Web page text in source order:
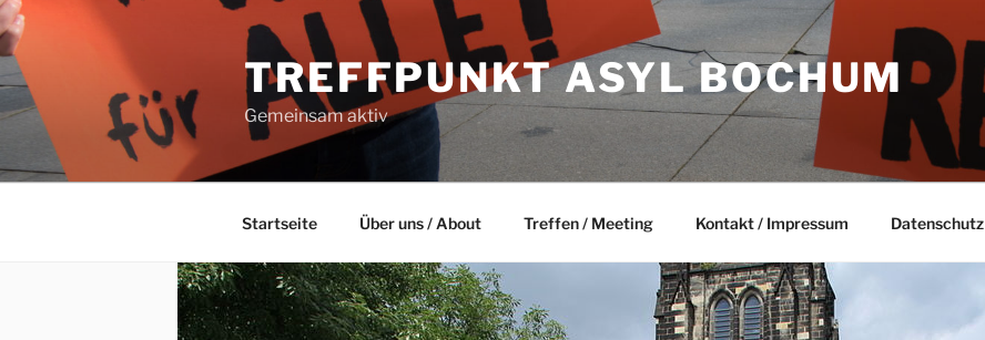
Zum
Inhalt
springen
TREFFPUNKT ASYL BOCHUM
Gemeinsam aktiv
Startseite Über uns / About Treffen / Meeting Kontakt / Impressum Datenschutz